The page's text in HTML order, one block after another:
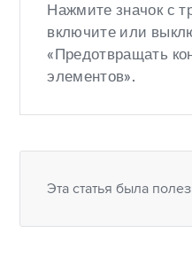
Нажмите значок с
включите или
«Предотвращать
элементов».
Эта статья была